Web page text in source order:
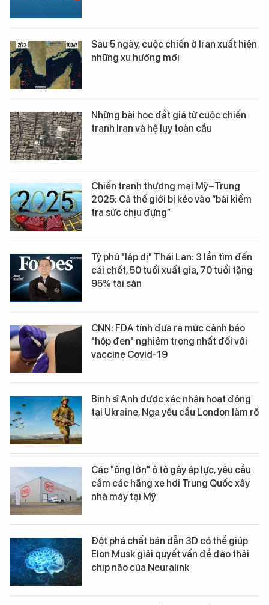
Sau 5 ngày, cuộc chiến ở Iran xuất hiện
những xu hướng mới
Những bài học đắt giá từ cuộc chiến
tranh Iran và hệ lụy toàn cầu
Chiến tranh thương mại Mỹ–Trung
2025: Cả thế giới bị kéo vào “bài kiểm
tra sức chịu đựng”
Tỷ phú "lập dị" Thái Lan: 3 lần tìm đến
cái chết, 50 tuổi xuất gia, 70 tuổi tặng
95% tài sản
CNN: FDA tính đưa ra mức cảnh báo
"hộp đen" nghiêm trọng nhất đối với
vaccine Covid-19
Binh sĩ Anh được xác nhận hoạt động
tại Ukraine, Nga yêu cầu London làm rõ
Các "ông lớn" ô tô gây áp lực, yêu cầu
cấm các hãng xe hơi Trung Quốc xây
nhà máy tại Mỹ
Đột phá chất bán dẫn 3D có thể giúp
Elon Musk giải quyết vấn đề đào thải
chip não của Neuralink